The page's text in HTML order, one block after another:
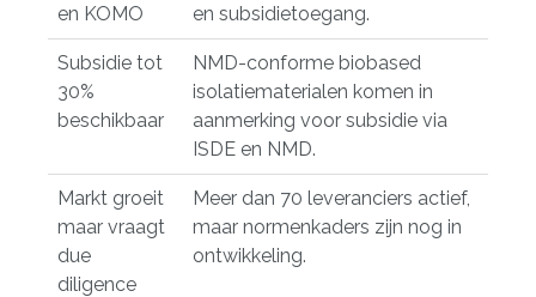
en KOMO
en subsidietoegang.
Subsidie tot
30%
beschikbaar
NMD-conforme biobased
isolatiematerialen komen in
aanmerking voor subsidie via
ISDE en NMD.
Markt groeit
maar vraagt
due
diligence
Meer dan 70 leveranciers actief,
maar normenkaders zijn nog in
ontwikkeling.